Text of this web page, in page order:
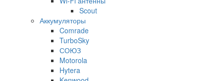
Scout
Аккумуляторы
Comrade
TurboSky
СОЮЗ
Motorola
Hytera